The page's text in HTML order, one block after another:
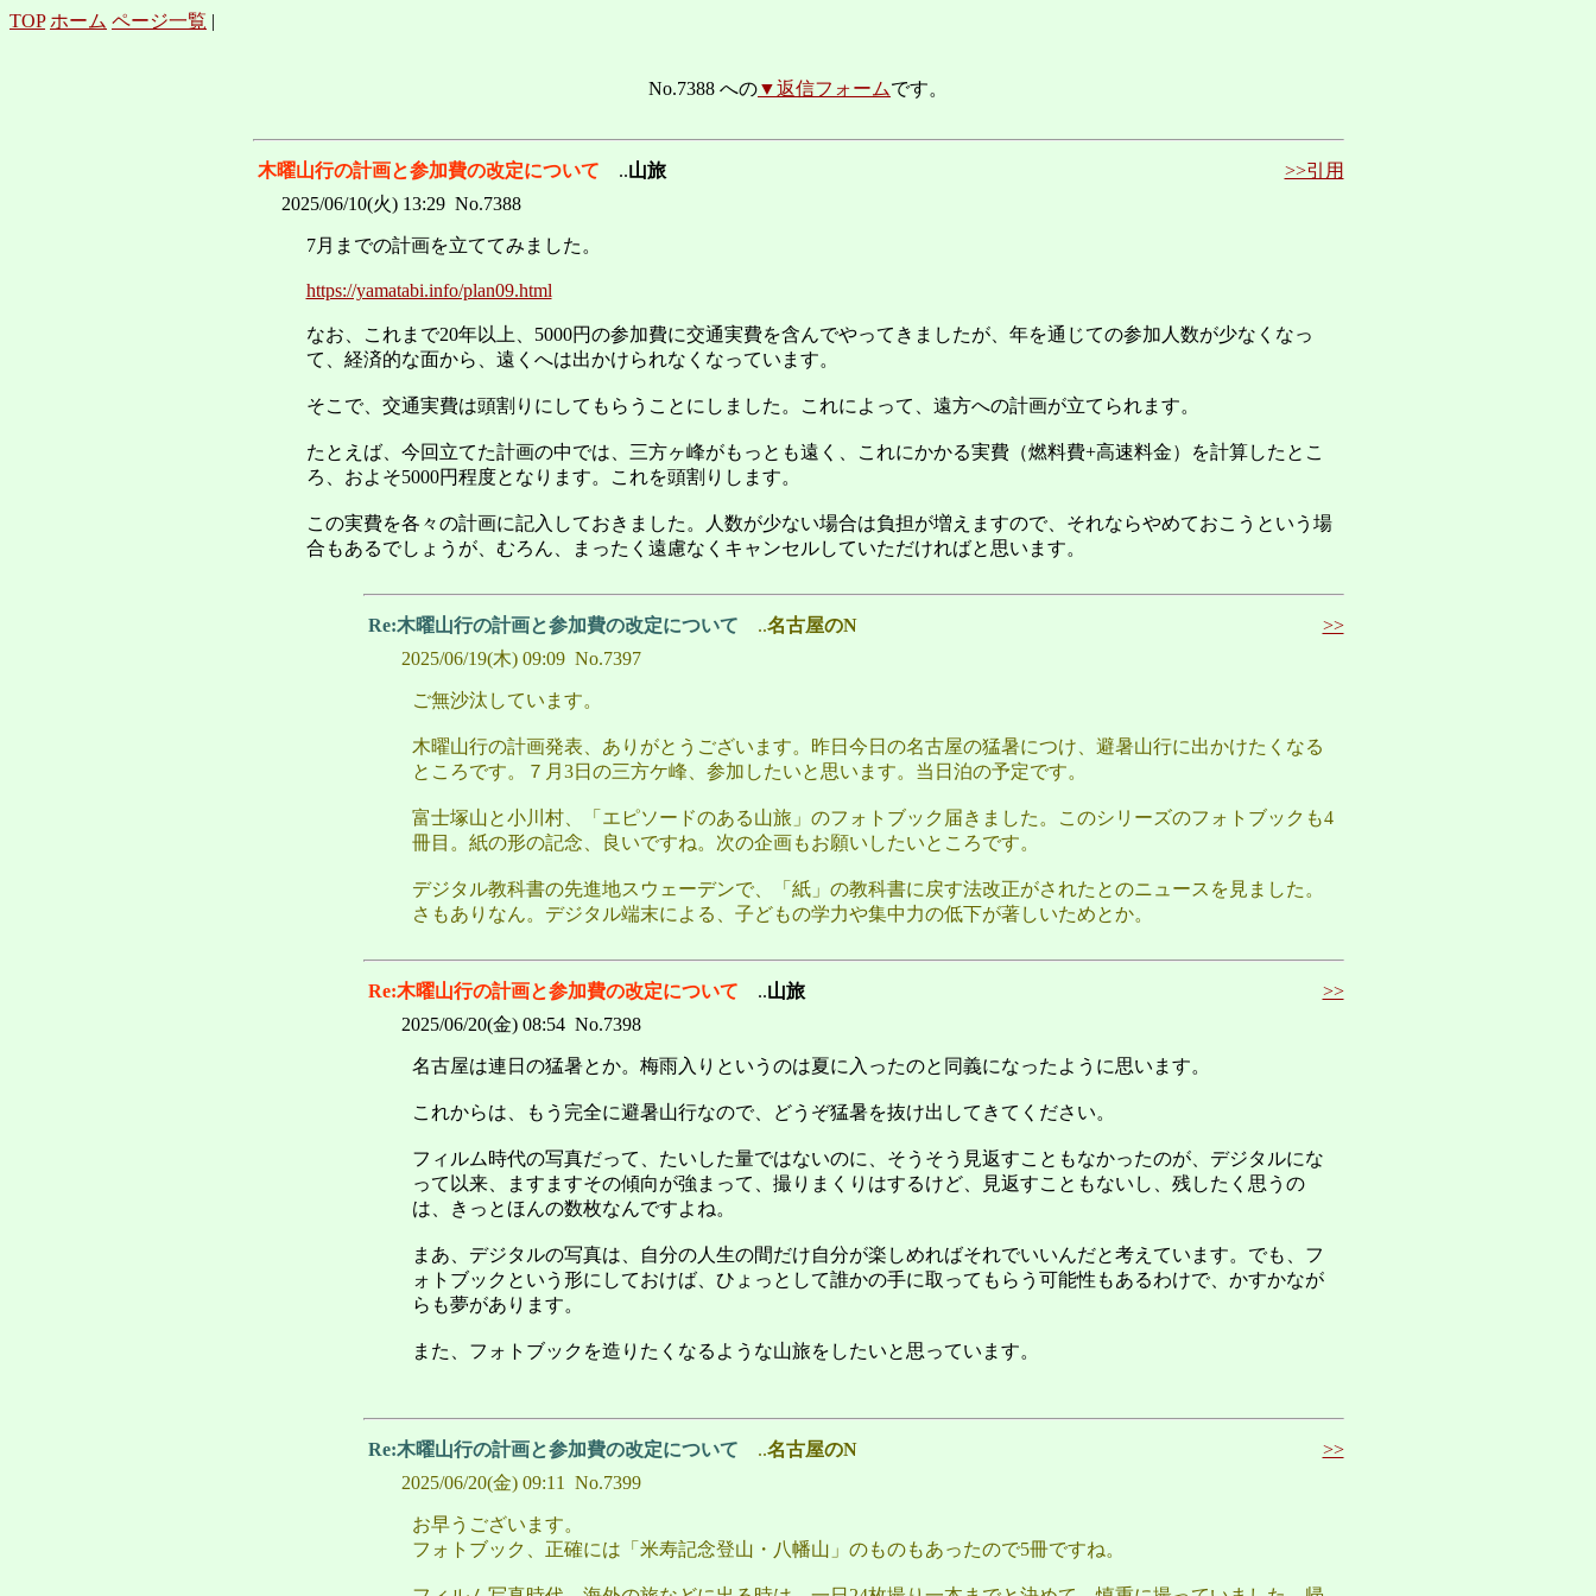
TOP ホーム ページ一覧 |
No.7388 への▼返信フォームです。
木曜山行の計画と参加費の改定について ..山旅
>>引用
2025/06/10(火) 13:29 No.7388
7月までの計画を立ててみました。
https://yamatabi.info/plan09.html
なお、これまで20年以上、5000円の参加費に交通実費を含んでやってきましたが、年を通じての参加人数が少なくなっ
て、経済的な面から、遠くへは出かけられなくなっています。
そこで、交通実費は頭割りにしてもらうことにしました。これによって、遠方への計画が立てられます。
たとえば、今回立てた計画の中では、三方ヶ峰がもっとも遠く、これにかかる実費（燃料費+高速料金）を計算したとこ
ろ、およそ5000円程度となります。これを頭割りします。
この実費を各々の計画に記入しておきました。人数が少ない場合は負担が増えますので、それならやめておこうという場
合もあるでしょうが、むろん、まったく遠慮なくキャンセルしていただければと思います。
Re:木曜山行の計画と参加費の改定について ..名古屋のN
>>
2025/06/19(木) 09:09 No.7397
ご無沙汰しています。
木曜山行の計画発表、ありがとうございます。昨日今日の名古屋の猛暑につけ、避暑山行に出かけたくなる
ところです。７月3日の三方ケ峰、参加したいと思います。当日泊の予定です。
富士塚山と小川村、「エピソードのある山旅」のフォトブック届きました。このシリーズのフォトブックも4
冊目。紙の形の記念、良いですね。次の企画もお願いしたいところです。
デジタル教科書の先進地スウェーデンで、「紙」の教科書に戻す法改正がされたとのニュースを見ました。
さもありなん。デジタル端末による、子どもの学力や集中力の低下が著しいためとか。
Re:木曜山行の計画と参加費の改定について ..山旅
>>
2025/06/20(金) 08:54 No.7398
名古屋は連日の猛暑とか。梅雨入りというのは夏に入ったのと同義になったように思います。
これからは、もう完全に避暑山行なので、どうぞ猛暑を抜け出してきてください。
フィルム時代の写真だって、たいした量ではないのに、そうそう見返すこともなかったのが、デジタルにな
って以来、ますますその傾向が強まって、撮りまくりはするけど、見返すこともないし、残したく思うの
は、きっとほんの数枚なんですよね。
まあ、デジタルの写真は、自分の人生の間だけ自分が楽しめればそれでいいんだと考えています。でも、フ
ォトブックという形にしておけば、ひょっとして誰かの手に取ってもらう可能性もあるわけで、かすかなが
らも夢があります。
また、フォトブックを造りたくなるような山旅をしたいと思っています。
Re:木曜山行の計画と参加費の改定について ..名古屋のN
>>
2025/06/20(金) 09:11 No.7399
お早うございます。
フォトブック、正確には「米寿記念登山・八幡山」のものもあったので5冊ですね。